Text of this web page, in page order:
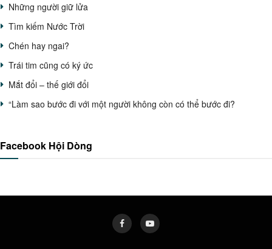
Những người giữ lửa
Tìm kiếm Nước Trời
Chén hay ngai?
Trái tim cũng có ký ức
Mắt đổi – thế giới đổi
“Làm sao bước đi với một người không còn có thể bước đi?
Facebook Hội Dòng